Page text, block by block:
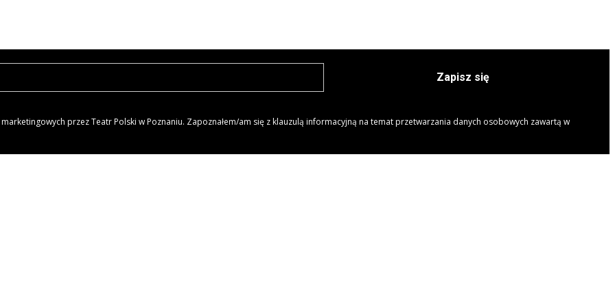
Zapisz się
przez Teatr Polski w Poznaniu. Zapoznałem/am się z klauzulą informacyjną na temat przetwarzania danych osobowych zawartą w